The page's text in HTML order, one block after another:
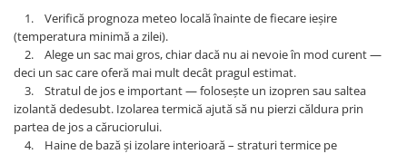
1. Verifică prognoza meteo locală înainte de fiecare ieșire
(temperatura minimă a zilei).
2. Alege un sac mai gros, chiar dacă nu ai nevoie în mod curent —
deci un sac care oferă mai mult decât pragul estimat.
3. Stratul de jos e important — folosește un izopren sau saltea
izolantă dedesubt. Izolarea termică ajută să nu pierzi căldura prin
partea de jos a căruciorului.
4. Haine de bază și izolare interioară – straturi termice pe